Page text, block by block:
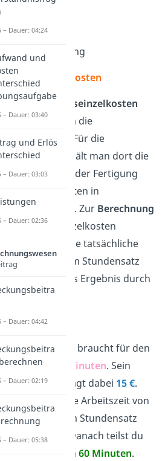
2 Pedale
1 Gangschaltung
denFertigungseinzelkosten
es sich um die
. Für die
hält man dort die
Schritte der Fertigung
Fertigungszeiten in
fest. Zur Berechnung
Fertigungseinzelkosten
du die tatsächliche
mit dem Stundensatz
teilst dann das Ergebnis durch
Stunde.
Mechatroniker braucht für den
3 Minuten. Sein
beträgt dabei 15 €.
nimmst du die Arbeitszeit von
mit dem Stundensatz
15 Euro mal. Danach teilst du
Produkt durch 60 Minuten.
– Dauer: 04:24
und
– Dauer: 03:40
und Erlös
– Dauer: 03:03
– Dauer: 02:36
– Dauer: 04:42
– Dauer: 02:19
– Dauer: 05:38